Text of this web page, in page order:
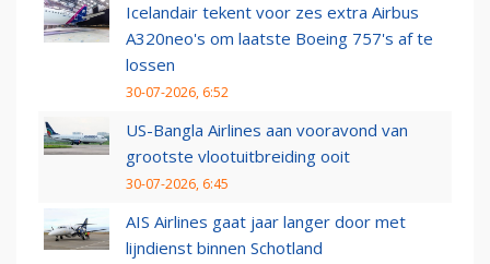
Icelandair tekent voor zes extra Airbus
A320neo's om laatste Boeing 757's af te
lossen
30-07-2026, 6:52
US-Bangla Airlines aan vooravond van
grootste vlootuitbreiding ooit
30-07-2026, 6:45
AIS Airlines gaat jaar langer door met
lijndienst binnen Schotland